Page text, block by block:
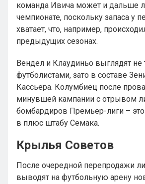
команда Ивича может и дальше
чемпионате, поскольку запаса у
хватает, что, например,
предыдущих сезонах.
Вендел и Клаудиньо выглядят
футболистами, зато в составе
Кассьера. Колумбиец после
минувшей кампании с отрывом
бомбардиров Премьер-лиги –
в плюс штабу Семака.
Крылья Советов
После очередной перепродажи
выводят на футбольную арену